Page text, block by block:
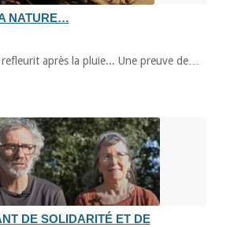
NATURE…
après la pluie... Une preuve de…
DE SOLIDARITÉ ET DE